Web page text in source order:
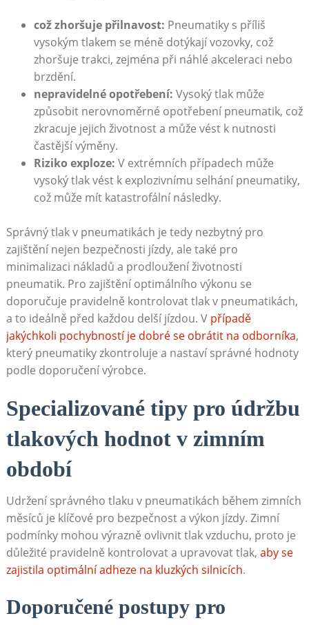
což zhoršuje přilnavost: Pneumatiky s příliš
vysokým tlakem se méně dotýkají vozovky, což
zhoršuje trakci, zejména při náhlé akceleraci nebo
brzdění.
nepravidelné opotřebení: Vysoký tlak může
způsobit nerovnoměrné opotřebení pneumatik, což
zkracuje jejich životnost a může vést k nutnosti
častější výměny.
Riziko exploze: V extrémních případech může
vysoký tlak vést k explozivnímu selhání pneumatiky,
což může mít katastrofální následky.
Správný tlak v pneumatikách je tedy nezbytný pro
zajištění nejen bezpečnosti jízdy, ale také pro
minimalizaci nákladů a prodloužení životnosti
pneumatik. Pro zajištění optimálního výkonu se
doporučuje pravidelně kontrolovat tlak v pneumatikách,
a to ideálně před každou delší jízdou. V případě
jakýchkoli pochybností je dobré se obrátit na odborníka,
který pneumatiky zkontroluje a nastaví správné hodnoty
podle doporučení výrobce.
Specializované tipy pro údržbu
tlakových hodnot v zimním
období
Udržení správného tlaku v pneumatikách během zimních
měsíců je klíčové pro bezpečnost a výkon jízdy. Zimní
podmínky mohou výrazně ovlivnit tlak vzduchu, proto je
důležité pravidelně kontrolovat a upravovat tlak, aby se
zajistila optimální adheze na kluzkých silnicích.
Doporučené postupy pro